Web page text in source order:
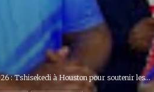
: Tshisekedi à Houston pour soutenir les...